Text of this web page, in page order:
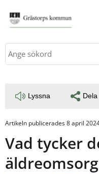
Sök
Lyssna Dela
Artikeln publicerades 8 april
Vad tycker